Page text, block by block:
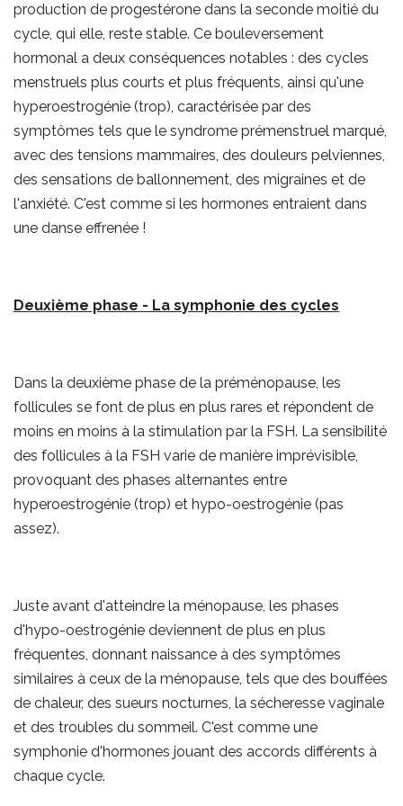
production de progestérone dans la seconde moitié du
cycle, qui elle, reste stable. Ce bouleversement
hormonal a deux conséquences notables : des cycles
menstruels plus courts et plus fréquents, ainsi qu'une
hyperoestrogénie (trop), caractérisée par des
symptômes tels que le syndrome prémenstruel marqué,
avec des tensions mammaires, des douleurs pelviennes,
des sensations de ballonnement, des migraines et de
l'anxiété. C'est comme si les hormones entraient dans
une danse effrenée !
Deuxième phase - La symphonie des cycles
Dans la deuxième phase de la préménopause, les
follicules se font de plus en plus rares et répondent de
moins en moins à la stimulation par la FSH. La sensibilité
des follicules à la FSH varie de manière imprévisible,
provoquant des phases alternantes entre
hyperoestrogénie (trop) et hypo-oestrogénie (pas
assez).
Juste avant d'atteindre la ménopause, les phases
d'hypo-oestrogénie deviennent de plus en plus
fréquentes, donnant naissance à des symptômes
similaires à ceux de la ménopause, tels que des bouffées
de chaleur, des sueurs nocturnes, la sécheresse vaginale
et des troubles du sommeil. C'est comme une
symphonie d'hormones jouant des accords différents à
chaque cycle.